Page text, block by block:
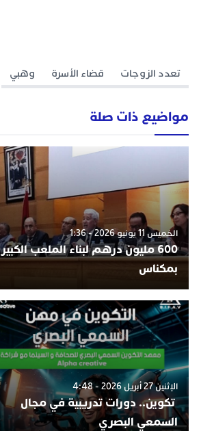
تعدد الزوجات قضاء الأسرة وهبي
مواضيع ذات صلة
الخميس 11 يونيو 2026 - 1:36
600 مليون درهم لبناء الملعب الكبير
بمكناس
الإثنين 27 أبريل 2026 - 4:48
تكوين.. دورات تدريبية في مجال
السمعي البصري